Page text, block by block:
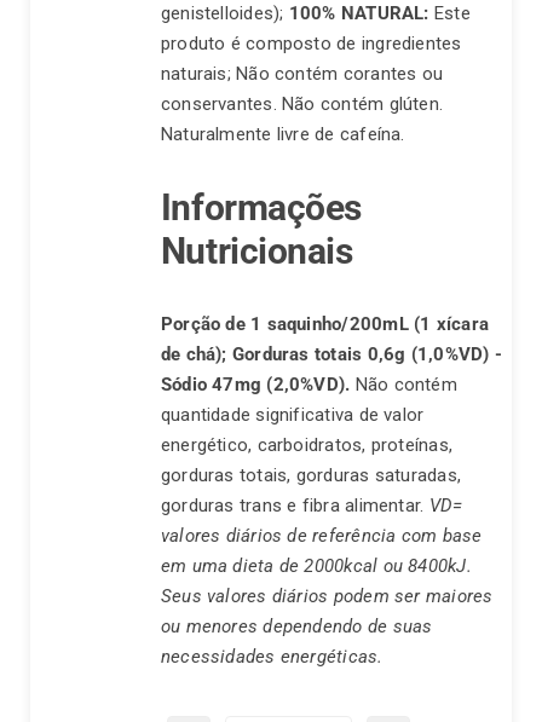
Contato
genistelloides); 100% NATURAL: Este
produto é composto de ingredientes
naturais; Não contém corantes ou
conservantes. Não contém glúten.
Naturalmente livre de cafeína.
Informações
Nutricionais
Porção de 1 saquinho/200mL (1 xícara
de chá); Gorduras totais 0,6g (1,0%VD) -
Sódio 47mg (2,0%VD).
quantidade significativa de valor
energético, carboidratos, proteínas,
gorduras totais, gorduras saturadas,
gorduras trans e fibra alimentar. VD=
valores diários de referência com base
em uma dieta de 2000kcal ou 8400kJ.
Seus valores diários podem ser maiores
ou menores dependendo de suas
necessidades energéticas.